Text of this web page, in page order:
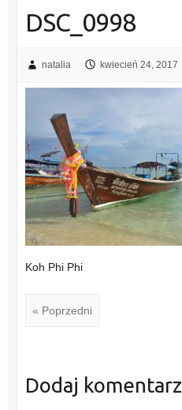
DSC_0998
natalia kwiecień 24, 2017
Koh Phi Phi
« Poprzedni
Dodaj komentarz